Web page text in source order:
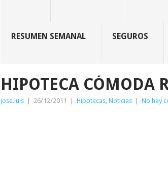
RESUMEN SEMANAL SEGUROS
HIPOTECA CÓMODA
jose.luis 26/12/2011 Hipotecas, Noticias No hay